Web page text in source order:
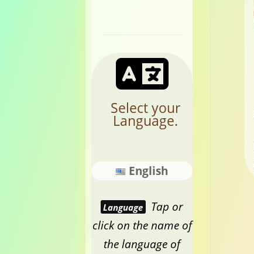
Select your
Language.
English
Language
Tap or
click on the name of
the language of